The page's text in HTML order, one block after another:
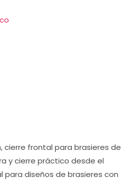
cierre frontal para brasieres de
y cierre práctico desde el
para diseños de brasieres con